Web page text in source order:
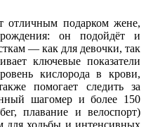
отличным подарком жене,
он подойдёт и
— как для девочки, так
ключевые показатели
кислорода в крови,
помогает следить за
шагомер и более 150
плавание и велоспорт)
для ходьбы и интенсивных